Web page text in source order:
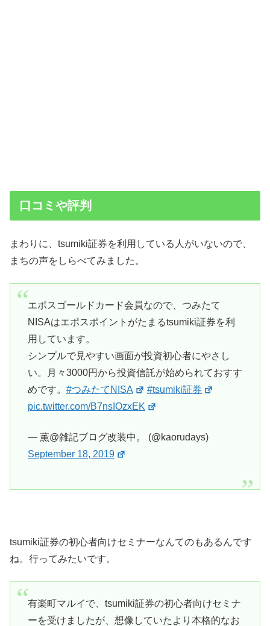
口コミや評判
まわりに、tsumiki証券を利用している人がいないので、
まちの声をしらべてみました。
エポスゴールドカード会員なので、つみたて
NISAはエポスポイントがたまるtsumiki証券を利
用しています。
シンプルで見やすい画面が投資初心者にやさし
い。月々3000円から投資信託が始められておすす
めです。 #つみたてNISA
#tsumiki証券
pic.twitter.com/B7nsIOzxEK
— 薫@雑記ブログ改装中。 (@kaorudays)
September 18, 2019
tsumiki証券の初心者向けセミナーなんてのもあるんです
ね。行ってみたいです。
有楽町マルイで、tsumiki証券の初心者向けセミナ
ーを受けましたが、想像していたより本格的なお